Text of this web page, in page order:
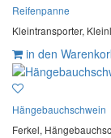
Reifenpanne
Kleintransporter,
in den
Hängebauchschwein
Ferkel,